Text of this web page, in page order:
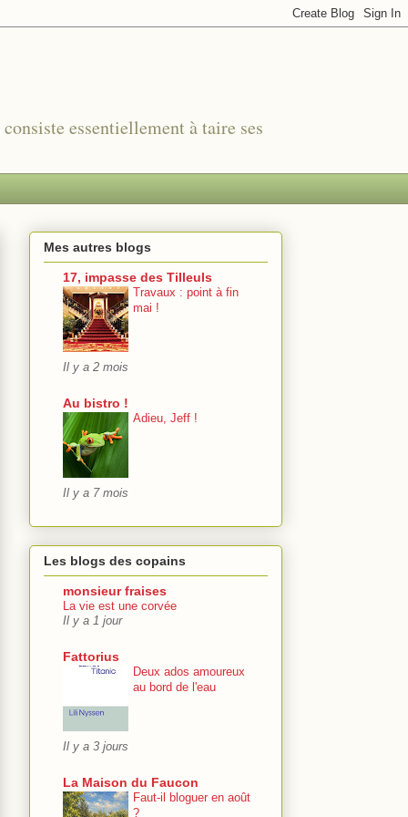
essentiellement à taire ses
Mes autres blogs
17, impasse des Tilleuls
Travaux : point à fin
mai !
Il y a 2 mois
Au bistro !
Adieu, Jeff !
Il y a 7 mois
Les blogs des copains
monsieur fraises
La vie est une corvée
Il y a 1 jour
Fattorius
Deux ados amoureux
au bord de l'eau
Il y a 3 jours
La Maison du Faucon
Faut-il bloguer en août
?